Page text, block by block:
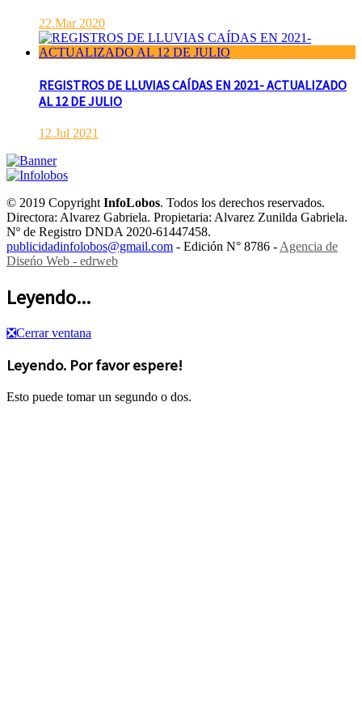
22.Mar 2020
REGISTROS DE LLUVIAS CAÍDAS EN 2021- ACTUALIZADO
AL 12 DE JULIO
12.Jul 2021
© 2019 CopyrightInfoLobos. Todos los derechos reservados.
Directora: Alvarez Gabriela. Propietaria: Alvarez Zunilda Gabriela.
Nº de Registro DNDA 2020-61447458.
publicidadinfolobos@gmail.com - Edición N° 8786 -Agencia de
Diseńo Web - edrweb
Leyendo...
❎Cerrar ventana
Leyendo. Por favor espere!
Esto puede tomar un segundo o dos.